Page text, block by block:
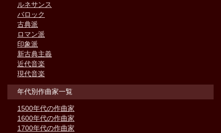
ルネサンス
バロック
古典派
ロマン派
印象派
新古典主義
近代音楽
現代音楽
年代別作曲家一覧
1500年代の作曲家
1600年代の作曲家
1700年代の作曲家